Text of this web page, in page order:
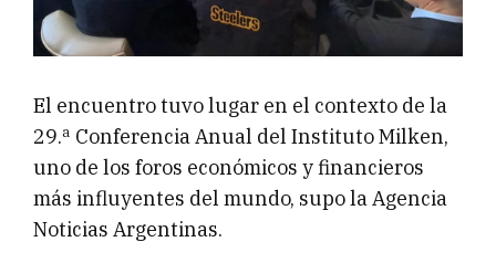
El encuentro tuvo lugar en el contexto de la
29.ª Conferencia Anual del Instituto Milken,
uno de los foros económicos y financieros
más influyentes del mundo, supo la Agencia
Noticias Argentinas.